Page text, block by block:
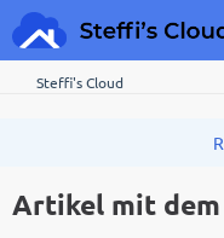
Steffi's Cloud
Artikel mit dem